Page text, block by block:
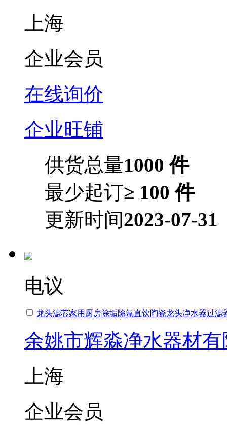
上海
企业会员
在线询价
企业旺铺
供货总量1000 件
最少起订≥ 100 件
更新时间2023-07-31
电议
龙头滤芯家用厨房除垢除氯直饮陶瓷龙头净水器过滤
余姚市辉淼净水器材
上海
企业会员